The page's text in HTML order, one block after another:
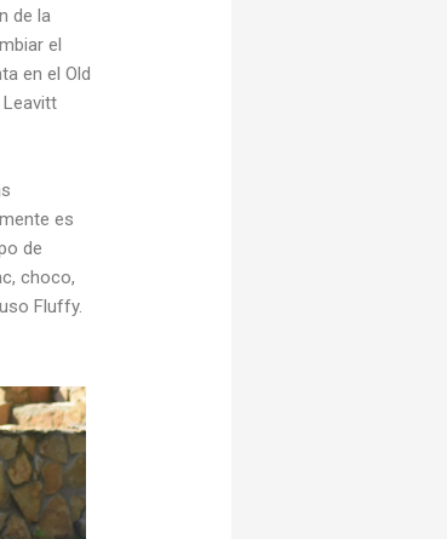
de la
el
en el Old
es
de
choco,
Fluffy.